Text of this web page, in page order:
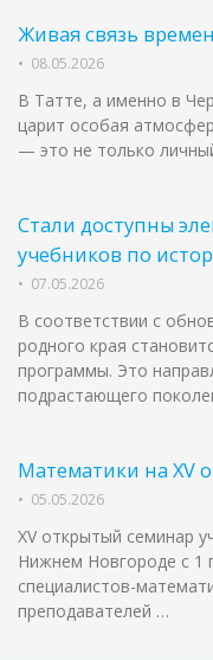
Живая связь
• 08.05.2026
В Татте, а именно в
царит особая
— это не только
Стали доступны
учебников по
• 07.05.2026
В соответствии с
родного края
программы. Это
подрастающего
Математики на XV
• 05.05.2026
XV открытый семинар
Нижнем Новгороде с 1
специалистов-
преподавателей …